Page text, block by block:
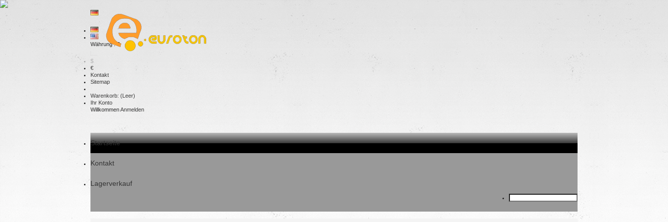
Währung : €
$
€
Kontakt
Sitemap
Warenkorb: (Leer)
Ihr Konto
WillkommenAnmelden
Startseite
Kontakt
Lagerverkauf